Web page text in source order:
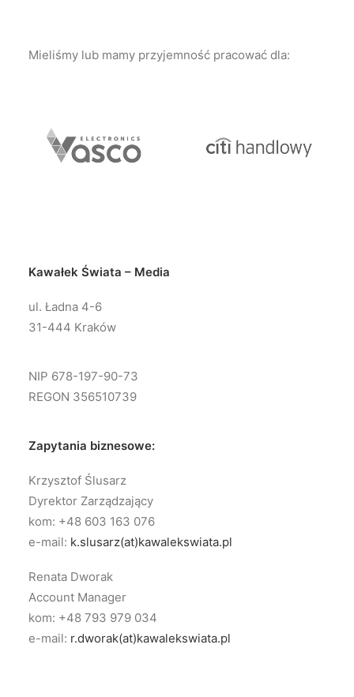
Mieliśmy lub mamy przyjemność pracować dla:
Kawałek Świata – Media
ul. Ładna 4-6
31-444 Kraków
NIP 678-197-90-73
REGON 356510739
Zapytania biznesowe:
Krzysztof Ślusarz
Dyrektor Zarządzający
kom: +48 603 163 076
e-mail: k.slusarz(at)kawalekswiata.pl
Renata Dworak
Account Manager
kom: +48 793 979 034
e-mail: r.dworak(at)kawalekswiata.pl